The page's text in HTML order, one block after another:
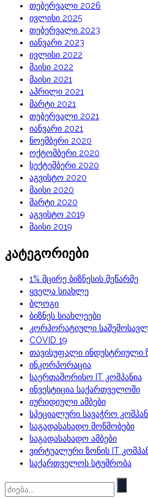
თებერვალი 2026
ივლისი 2025
თებერვალი 2023
იანვარი 2023
ივლისი 2022
მაისი 2022
მაისი 2021
აპრილი 2021
მარტი 2021
თებერვალი 2021
იანვარი 2021
ნოემბერი 2020
ოქტომბერი 2020
სექტემბერი 2020
აგვისტო 2020
მაისი 2020
მარტი 2020
აგვისტო 2019
მაისი 2019
კატეგორიები
1% მცირე ბიზნესის მეწარმე
ყველა სიახლე
ბლოგი
ბიზნეს სიახლეები
კორპორატიული
COVID 19
თავისუფალი ინდუსტრიული
ინკორპორაცია
საერთაშორისო IT კომპანია
ინვესტიცია საქართველოში
იურიდიული ამბები
სპეციალური სავაჭრო
საგადასახადო მოწმობები
საგადასახადო ამბები
ვირტუალური ზონის IT
საქართველოს სტუმრობა
Ძებნა: